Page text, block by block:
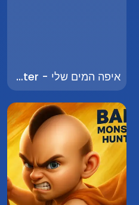
איפה המים שלי - Where is my Water